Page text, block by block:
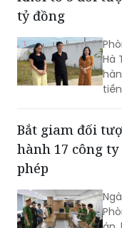
ĐỌC THÊM
Khởi tố 3 đối
tỷ đồng
Bắt giam đối
hành 17 công
phép